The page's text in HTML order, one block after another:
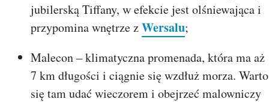
jubilerską Tiffany, w efekcie jest olśniewająca i
przypomina wnętrze zWersalu;
Malecon – klimatyczna promenada, która ma aż
7 km długości i ciągnie się wzdłuż morza. Warto
się tam udać wieczorem i obejrzeć malowniczy